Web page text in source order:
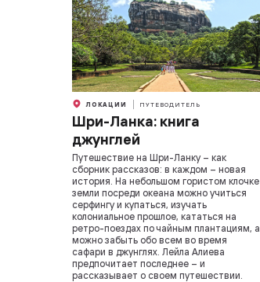
ЛОКАЦИИ ПУТЕВОДИТЕЛЬ
Шри-Ланка: книга
джунглей
Путешествие на Шри-Ланку – как
сборник рассказов: в каждом – новая
история. На небольшом гористом клочке
земли посреди океана можно учиться
серфингу и купаться, изучать
колониальное прошлое, кататься на
ретро-поездах по чайным плантациям, а
можно забыть обо всем во время
сафари в джунглях. Лейла Алиева
предпочитает последнее – и
рассказывает о своем путешествии.